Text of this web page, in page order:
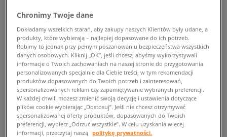
ilości filtrów.
POWRÓT DO SKLEPU
Aktualnie przeglądasz buty: Męskie Nike Dbreak-Type ⭐ ⭐ ⭐Dostępne
modele tych sneakersów dla mężczyzn: 0 ✅
Powrót do całej kolekcji:
Chronimy Twoje dane
Dokładamy wszelkich starań, aby zakupy naszych Klientów były udane, a
produkty, które wybierają – najlepiej dopasowane do ich potrzeb.
Robimy to jednak przy pełnym poszanowaniu bezpieczeństwa wszystkich
danych osobowych. Kliknij „OK”, jeśli chcesz, abyśmy wykorzystywali
informacje o Twoich zachowaniach na naszej stronie do przygotowania
personalizowanych specjalnie dla Ciebie treści, w tym rekomendacji
produktów dopasowanych do Twoich potrzeb i zainteresowań,
spersonalizowanych reklam czy zapamiętywanie wybranych preferencji.
W każdej chwili możesz zmienić swoją decyzję i ustawienia dotyczące
plików cookie wybierając „Dostosuj”. Jeśli nie chcesz otrzymywać
spersonalizowanej oferty produktów, dopasowanych do Twoich
preferencji, wybierz „Odrzuć wszystkie”. W celu uzyskania więcej
informacji, przeczytaj naszą politykę prywatności.